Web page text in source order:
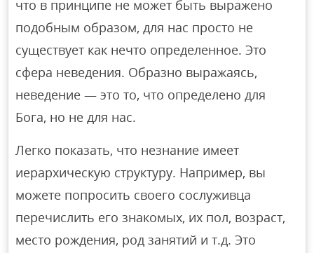
что в принципе не может быть выражено
подобным образом, для нас просто не
существует как нечто определенное. Это
сфера неведения. Образно выражаясь,
неведение — это то, что определено для
Бога, но не для нас.
Легко показать, что незнание имеет
иерархическую структуру. Например, вы
можете попросить своего сослуживца
перечислить его знакомых, их пол, возраст,
место рождения, род занятий и т.д. Это